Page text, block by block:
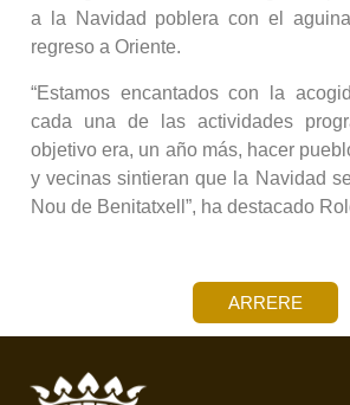
a la Navidad poblera con el
regreso a Oriente.
“Estamos encantados con la
cada una de las actividades
objetivo era, un año más, hacer
y vecinas sintieran que la Navidad
Nou de Benitatxell”, ha destacado
ARRERE